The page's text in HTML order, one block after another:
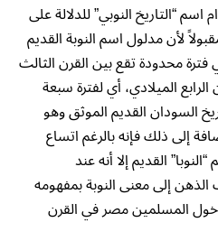
“التاريخ النوبي” للدلالة على
لأن مدلول اسم النوبة القديم
محدودة تقع بين القرن الثالث
الرابع الميلادي، أي لفترة سبعة
السودان القديم الموثق وهو
إلى ذلك فإنه بالرغم اتساع
القديم إلا أنه عند
إلى معنى النوبة بمفهومه
المسلمين مصر في القرن